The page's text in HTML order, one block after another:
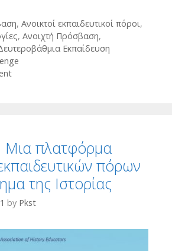
, Ανοικτοί εκπαιδευτικοί πόροι,
, Ανοιχτή Πρόσβαση,
Εκπαίδευση
Μια πλατφόρμα
πόρων
της Ιστορίας
by Pkst